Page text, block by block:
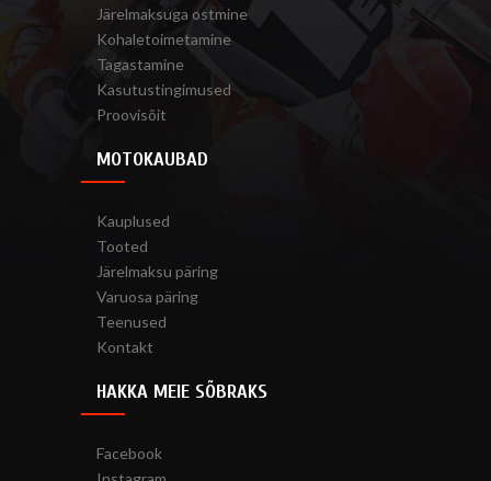
Järelmaksuga ostmine
Kohaletoimetamine
Tagastamine
Kasutustingimused
Proovisõit
MOTOKAUBAD
Kauplused
Tooted
Järelmaksu päring
Varuosa päring
Teenused
Kontakt
HAKKA MEIE SÕBRAKS
Facebook